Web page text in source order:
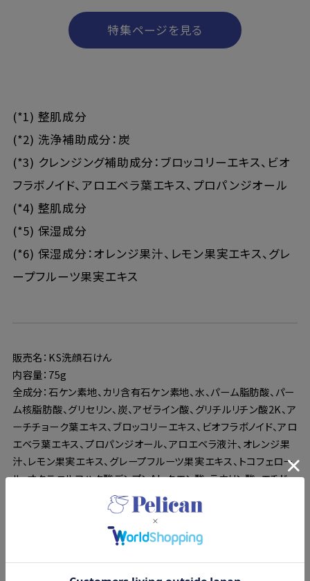
特集ページを見る
(*1) 整肌成分
(*2) 洗浄補助成分：炭
(*3) クレンジング補助成分：ブロッコリーエキス、ビオ
フラボノイド、アロエベラ葉エキス、プロパンジオール
(*4) 整肌成分
(*5) 保湿成分
(*6) 保湿成分：オレンジ果汁、レモン果実エキス、グレ
ープフルーツ果実エキス
販売名：KS洗顔石けん
内容量：75g
全成分：石ケン素地、カリ含有石ケン素地、水、パーム脂肪酸、パー
ム核脂肪酸、グリセリン、炭、アゼライン酸、グリチルリチン酸2K、ア
ーチチョーク葉エキス、ブロッコリーエキス、ビオフラボノイド、アロ
エベラ葉エキス、プロパンジオール、アロエベラ液汁、オレンジ果
汁、レモン果実エキス、グレープフルーツ果実エキス、トコフェロー
ル、オクテニルコハク酸デンプンAl、クエン酸、ラウリン酸、エチド
ロン酸4Na、EDTA−4Na、BG、香料
〇化粧品がお肌に合わないとき（使用中や使用後のお肌に直射日
光があたり、赤み、はれ、かゆみ、刺激、色抜け（白斑など）や黒ず